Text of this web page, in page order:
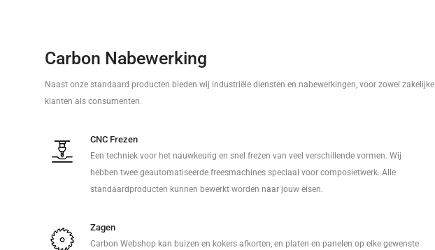
Carbon Nabewerking
Naast onze standaard producten bieden wij industriële diensten en nabewerkingen, voor zowel zakelijke
klanten als consumenten.
CNC Frezen
Een techniek voor het nauwkeurig en snel frezen van veel verschillende vormen. Wij
hebben twee geautomatiseerde freesmachines speciaal voor composietwerk. Alle
standaardproducten kunnen bewerkt worden naar jouw eisen.
Zagen
Carbon Webshop kan buizen en kokers afkorten, en platen en panelen op elke gewenste